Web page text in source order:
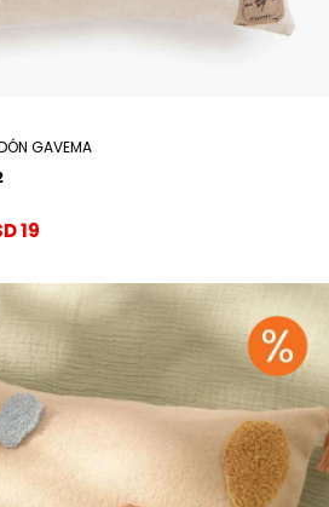
GAVEMA
19